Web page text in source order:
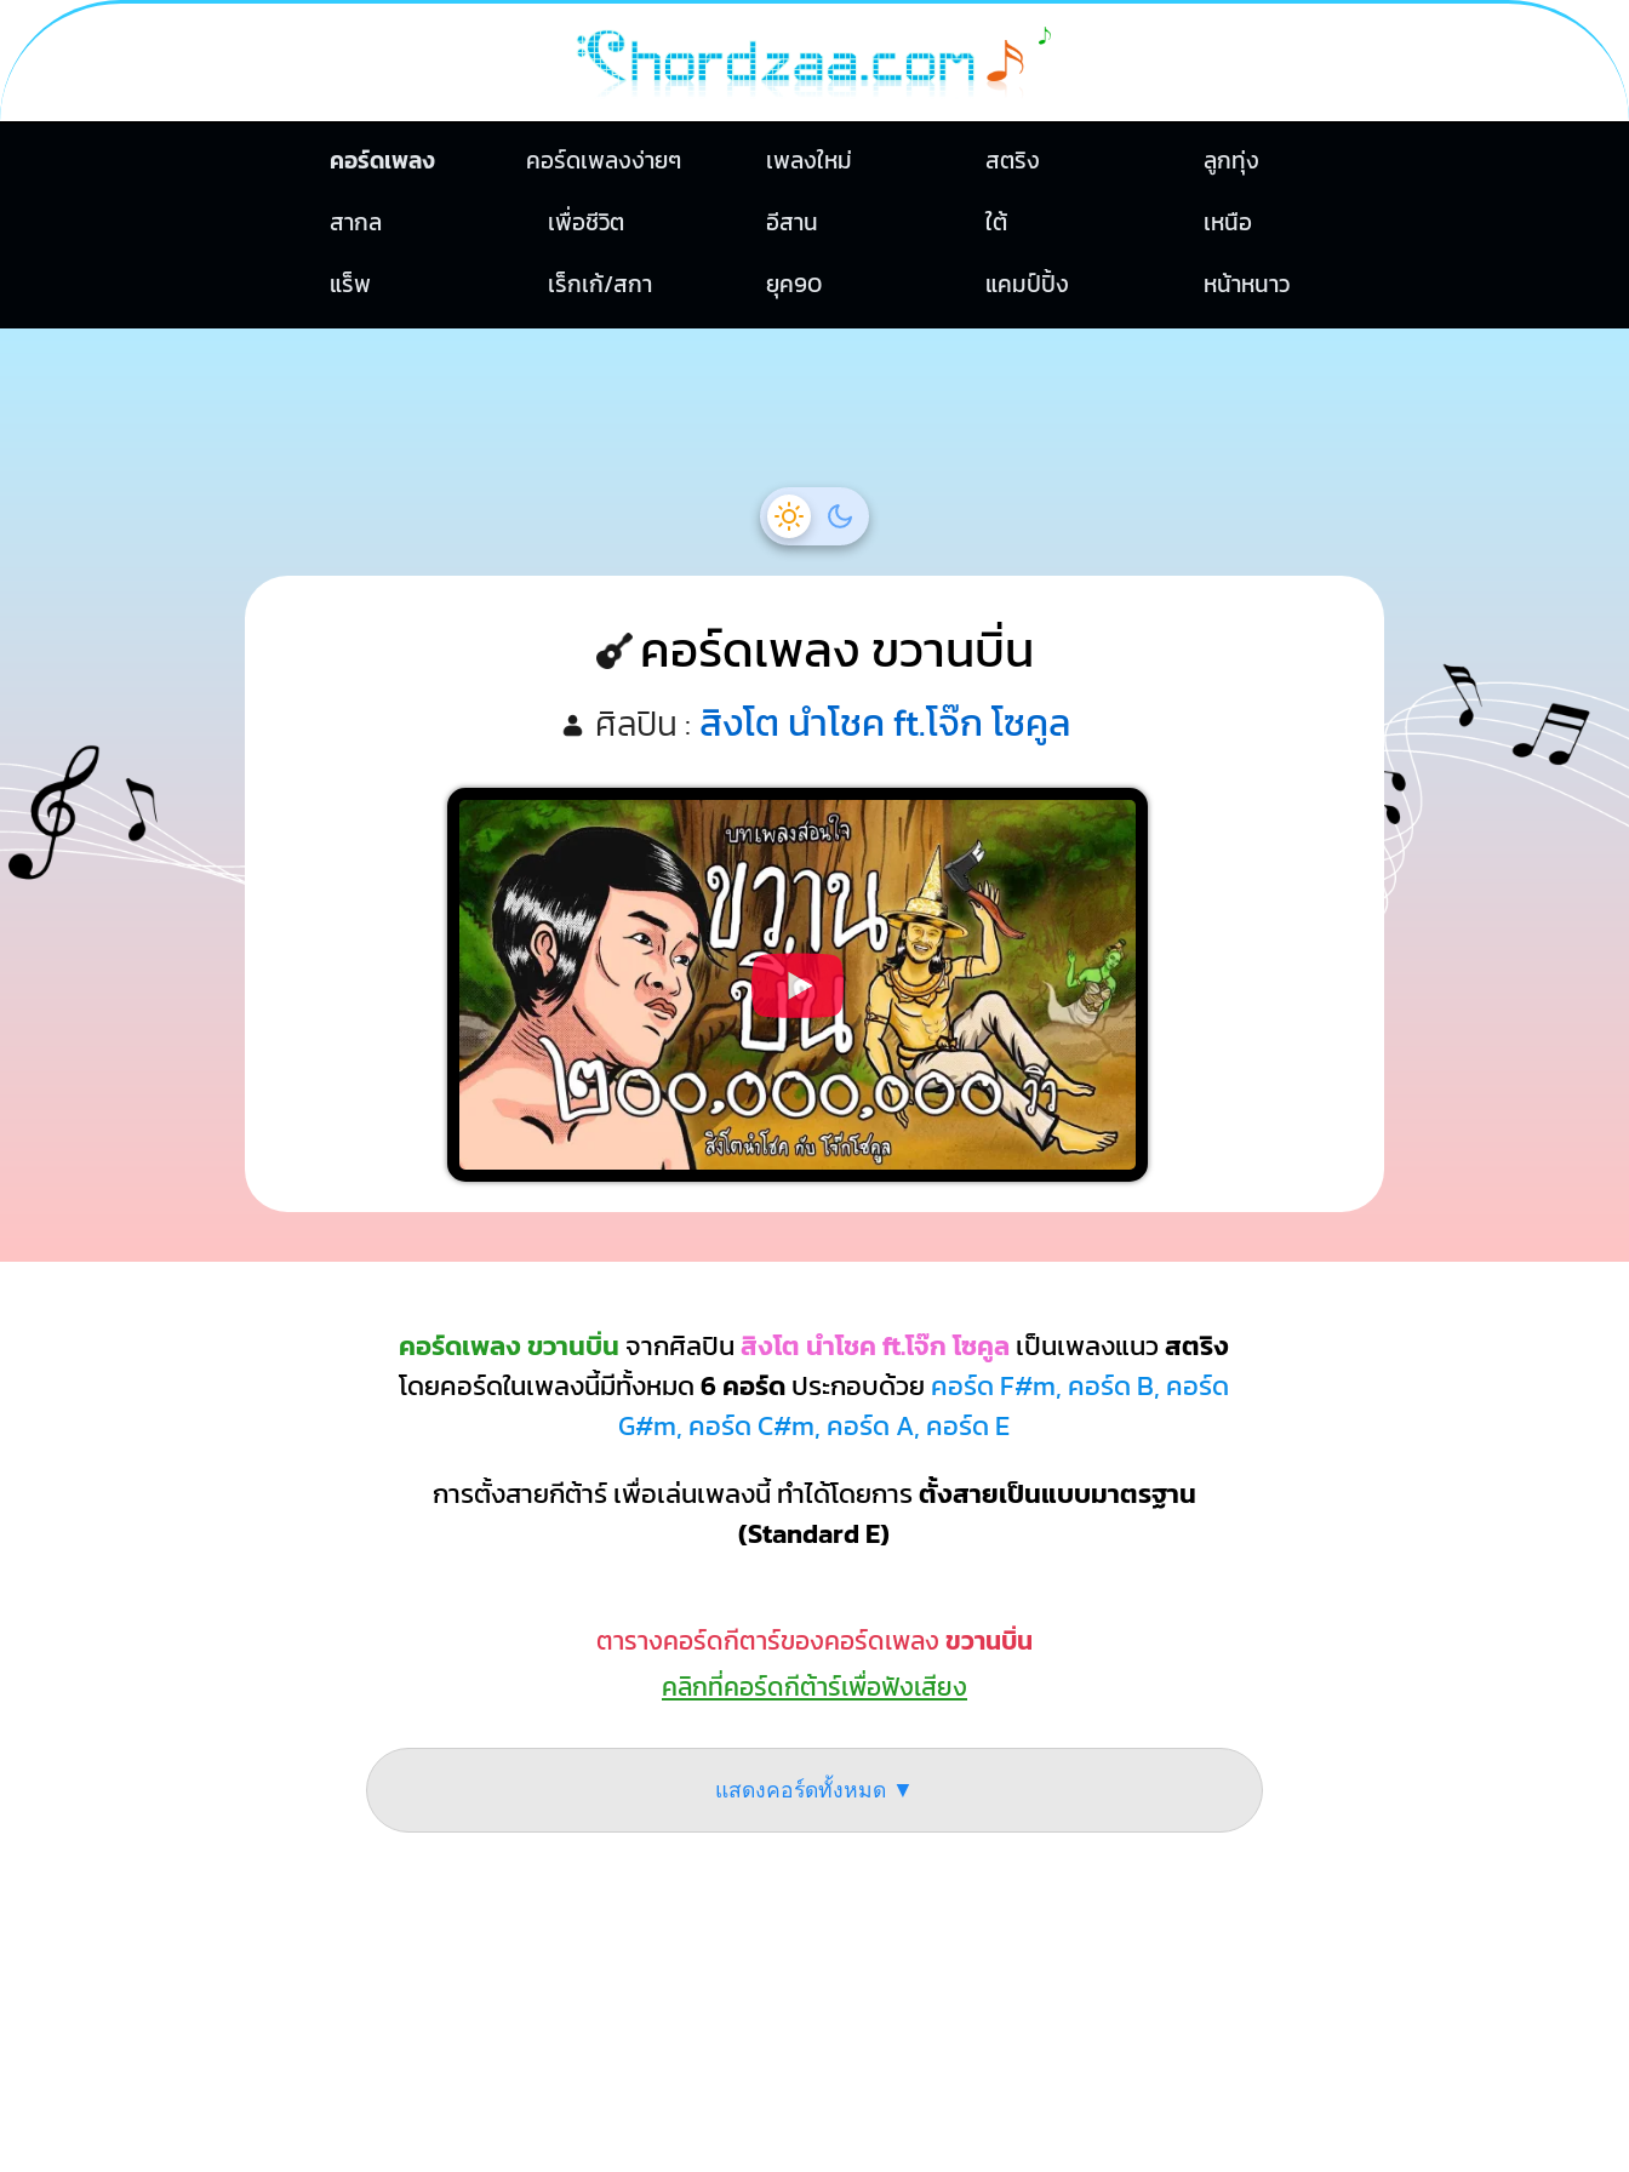
คอร์ดเพลง คอร์ดเพลงง่ายๆ เพลงใหม่ สตริง
ลูกทุ่ง
สากล
เพื่อชีวิต อีสาน ใต้
เหนือ
แร็พ
เร็กเก้/สกา ยุค90 แคมป์ปิ้ง หน้าหนาว
คอร์ดเพลง ขวานบิ่น
ศิลปิน : สิงโต นำโชค ft.โจ๊ก โซคูล
คอร์ดเพลง ขวานบิ่น จากศิลปินสิงโต นำโชค ft.โจ๊ก โซคูล เป็นเพลงแนวสตริง
โดยคอร์ดในเพลงนี้มีทั้งหมด6 คอร์ดประกอบด้วย คอร์ด F#m, คอร์ด B, คอร์ด
G#m, คอร์ด C#m, คอร์ด A, คอร์ด E
การตั้งสายกีต้าร์ เพื่อเล่นเพลงนี้ ทำได้โดยการตั้งสายเป็นแบบมาตรฐาน
(Standard E)
ตารางคอร์ดกีตาร์ของคอร์ดเพลงขวานบิ่น
คลิกที่คอร์ดกีต้าร์เพื่อฟังเสียง
แสดงคอร์ดทั้งหมด ▼